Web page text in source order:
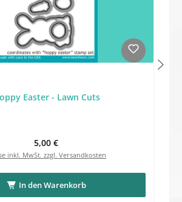
Easter - Lawn Cuts
Regulärer Preis:
5,00 €
inkl. MwSt. zzgl. Versandkosten
In den Warenkorb